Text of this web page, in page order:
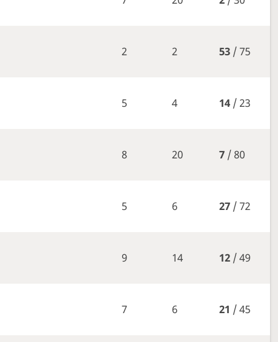
2 2 53/ 75
5 4 14/ 23
8 20 7/ 80
5 6 27/ 72
9 14 12/ 49
7 6 21 / 45